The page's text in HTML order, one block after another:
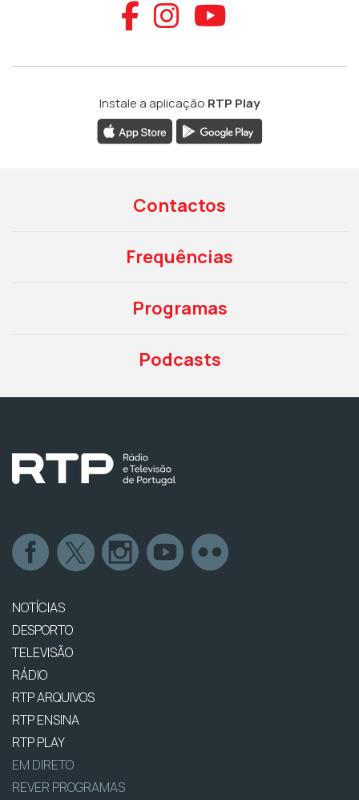
Aceder ao
Aceder ao
Aceder
Instale a aplicação RTP Play
Contactos
Frequências
Programas
Podcasts
NOTÍCIAS
DESPORTO
TELEVISÃO
RÁDIO
RTP ARQUIVOS
RTP ENSINA
RTP PLAY
EM DIRETO
REVER PROGRAMAS